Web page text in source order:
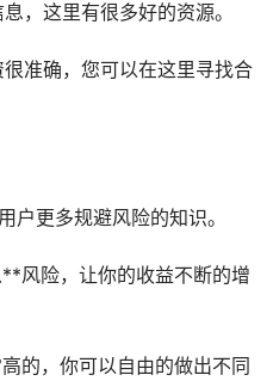
，这里有很多好的资源。
准确，您可以在这里寻找合
户更多规避风险的知识。
风险，让你的收益不断的增
的，你可以自由的做出不同